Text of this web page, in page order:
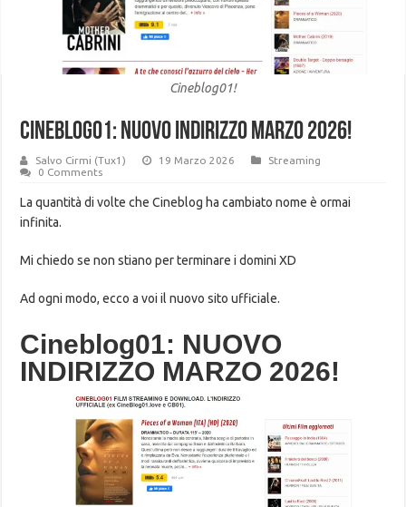
Cineblog01!
Cineblog01: NUOVO INDIRIZZO MARZO 2026!
Salvo Cirmi (Tux1) 19 Marzo 2026
Streaming
0 Comments
La quantità di volte che Cineblog ha cambiato nome è ormai
infinita.
Mi chiedo se non stiano per terminare i domini XD
Ad ogni modo, ecco a voi il nuovo sito ufficiale.
Cineblog01: NUOVO
INDIRIZZO MARZO 2026!